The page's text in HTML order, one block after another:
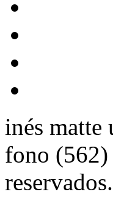
inés matte
fono